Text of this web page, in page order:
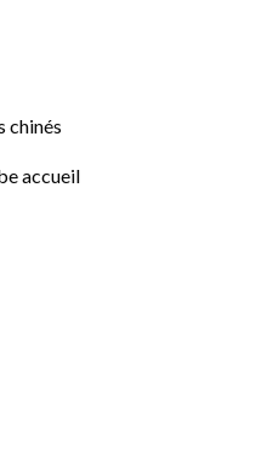
chinés
accueil